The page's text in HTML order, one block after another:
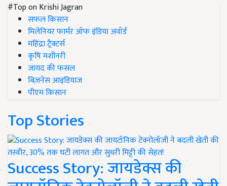
#Top on Krishi Jagran
सफल किसान
मिलेनियर फार्मर ऑफ इंडिया अवॉर्ड
महिंद्रा ट्रैक्टर्स
कृषि मशीनरी
जायद की फसल
बिज़नेस आइडियाज
पीएम किसान
Top Stories
Success Story: जायडेक्स की